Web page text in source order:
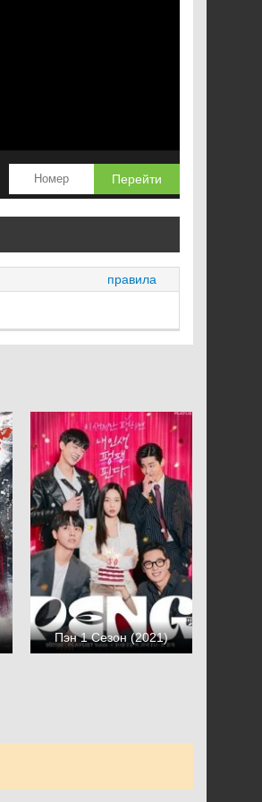
Перейти
правила
Пэн 1 Сезон (2021)